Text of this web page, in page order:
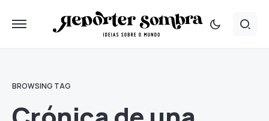
BROWSING TAG